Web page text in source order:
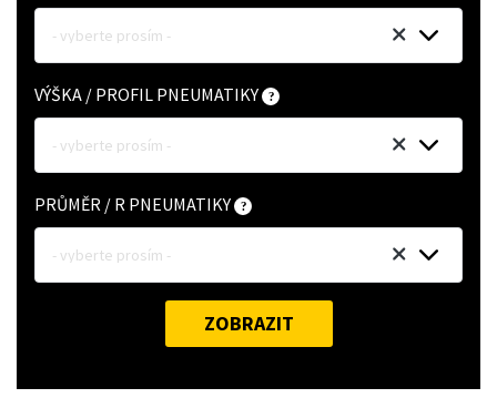
- vyberte prosím -
VÝŠKA / PROFIL PNEUMATIKY
- vyberte prosím -
PRŮMĚR / R PNEUMATIKY
- vyberte prosím -
ZOBRAZIT